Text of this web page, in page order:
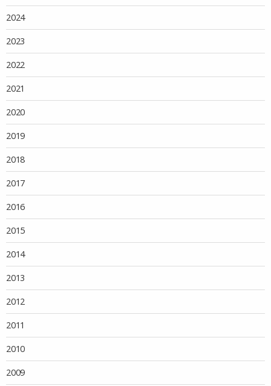
2024
2023
2022
2021
2020
2019
2018
2017
2016
2015
2014
2013
2012
2011
2010
2009